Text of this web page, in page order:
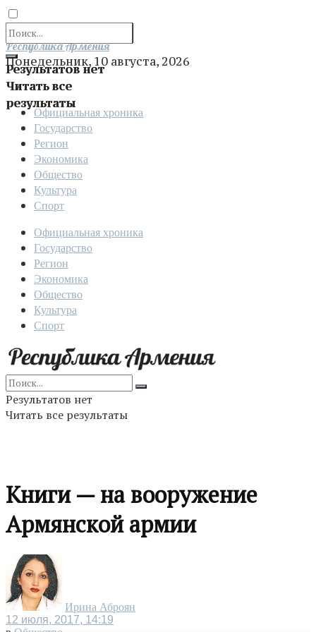
Результатов нет
Читать все
результаты
Отправить
Республика Армения
Понедельник, 10 августа, 2026
Официальная хроника
Государство
Регион
Экономика
Общество
Культура
Спорт
Официальная хроника
Государство
Регион
Экономика
Общество
Культура
Спорт
Результатов нет
Читать все результаты
Книги — на вооружение
Армянской армии
Ирина Аброян
12 июля, 2017, 14:19